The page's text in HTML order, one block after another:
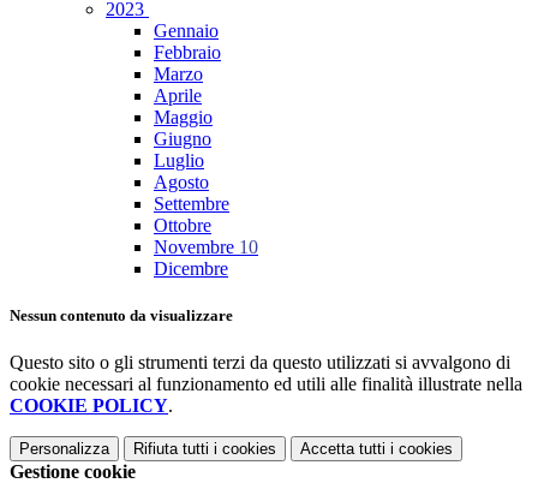
2023
Gennaio
Febbraio
Marzo
Aprile
Maggio
Giugno
Luglio
Agosto
Settembre
Ottobre
Novembre 10
Dicembre
Nessun contenuto da visualizzare
Questo sito o gli strumenti terzi da questo utilizzati si avvalgono di
cookie necessari al funzionamento ed utili alle finalità illustrate nella
COOKIE POLICY.
Personalizza Rifiuta tutti i cookies Accetta tutti i cookies
Gestione cookie